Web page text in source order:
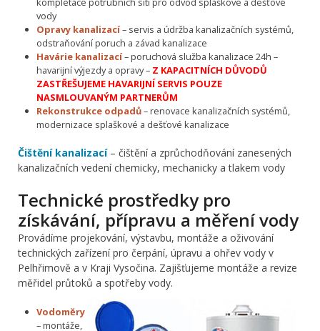
vody
Opravy kanalizací– servis a údržba kanalizačních systémů,
odstraňování poruch a závad kanalizace
Havárie kanalizací– poruchová služba kanalizace 24h –
havarijní výjezdy a opravy – Z KAPACITNÍCH DŮVODŮ
ZASTŘEŠUJEME HAVARIJNÍ SERVIS POUZE
NASMLOUVANÝM PARTNERŮM
Rekonstrukce odpadů– renovace kanalizačních systémů,
modernizace splaškové a dešťové kanalizace
Čištění kanalizací– čištění a zprůchodňování zanesených
kanalizačních vedení chemicky, mechanicky a tlakem vody
Technické prostředky pro
získávání, přípravu a měření vody
Provádíme projekování, výstavbu, montáže a oživování
technických zařízení pro čerpání, úpravu a ohřev vody v
Pelhřimově a v Kraji Vysočina. Zajišťujeme montáže a revize
měřidel průtoků a spotřeby vody.
Vodoměry
– montáže,